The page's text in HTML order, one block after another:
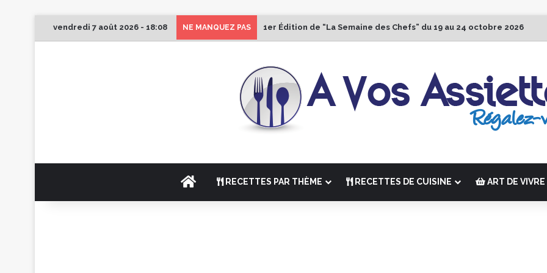
vendredi 7 août 2026 - 18:08 NE MANQUEZ PAS 1er Édition de “La Semaine des Chefs” du 19 au 24 octobre 2026
ACCUEILRECETTES PAR THÈME RECETTES DE CUISINE ART DE VIVRE